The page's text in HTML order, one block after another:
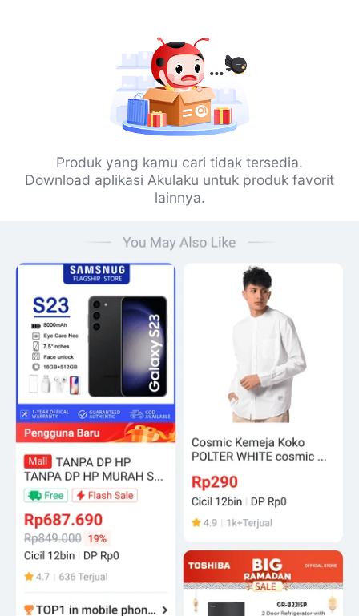
Produk yang kamu cari tidak tersedia.
Download aplikasi Akulaku untuk produk favorit
lainnya.